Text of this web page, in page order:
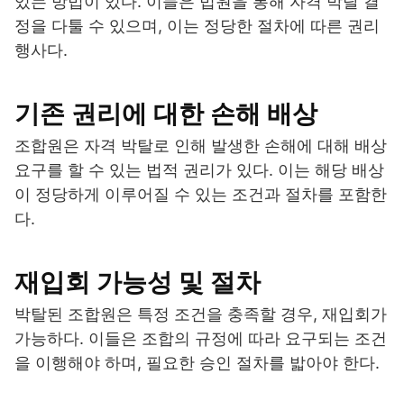
정을 다툴 수 있으며, 이는 정당한 절차에 따른 권리
행사다.
기존 권리에 대한 손해 배상
조합원은 자격 박탈로 인해 발생한 손해에 대해 배상
요구를 할 수 있는 법적 권리가 있다. 이는 해당 배상
이 정당하게 이루어질 수 있는 조건과 절차를 포함한
다.
재입회 가능성 및 절차
박탈된 조합원은 특정 조건을 충족할 경우, 재입회가
가능하다. 이들은 조합의 규정에 따라 요구되는 조건
을 이행해야 하며, 필요한 승인 절차를 밟아야 한다.